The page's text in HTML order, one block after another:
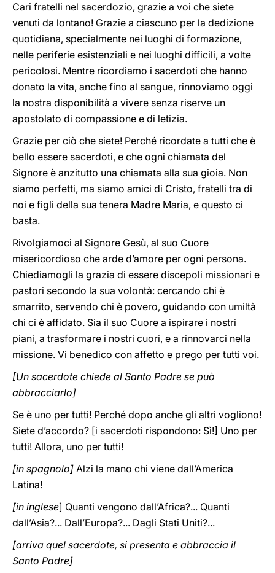
Cari fratelli nel sacerdozio, grazie a voi che siete
venuti da lontano! Grazie a ciascuno per la dedizione
quotidiana, specialmente nei luoghi di formazione,
nelle periferie esistenziali e nei luoghi difficili, a volte
pericolosi. Mentre ricordiamo i sacerdoti che hanno
donato la vita, anche fino al sangue, rinnoviamo oggi
la nostra disponibilità a vivere senza riserve un
apostolato di compassione e di letizia.
Grazie per ciò che siete! Perché ricordate a tutti che è
bello essere sacerdoti, e che ogni chiamata del
Signore è anzitutto una chiamata alla sua gioia. Non
siamo perfetti, ma siamo amici di Cristo, fratelli tra di
noi e figli della sua tenera Madre Maria, e questo ci
basta.
Rivolgiamoci al Signore Gesù, al suo Cuore
misericordioso che arde d’amore per ogni persona.
Chiediamogli la grazia di essere discepoli missionari e
pastori secondo la sua volontà: cercando chi è
smarrito, servendo chi è povero, guidando con umiltà
chi ci è affidato. Sia il suo Cuore a ispirare i nostri
piani, a trasformare i nostri cuori, e a rinnovarci nella
missione. Vi benedico con affetto e prego per tutti voi.
[Un sacerdote chiede al Santo Padre se può
abbracciarlo]
Se è uno per tutti! Perché dopo anche gli altri vogliono!
Siete d’accordo? [i sacerdoti rispondono: Sì!] Uno per
tutti! Allora, uno per tutti!
[in spagnolo] Alzi la mano chi viene dall’America
Latina!
[in inglese] Quanti vengono dall’Africa?... Quanti
dall’Asia?... Dall’Europa?... Dagli Stati Uniti?...
[arriva quel sacerdote, si presenta e abbraccia il
Santo Padre]